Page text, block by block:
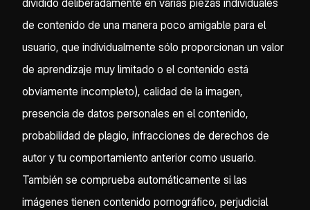
dividido deliberadamente en varias piezas individuales
de contenido de una manera poco amigable para el
usuario, que individualmente sólo proporcionan un valor
de aprendizaje muy limitado o el contenido está
obviamente incompleto), calidad de la imagen,
presencia de datos personales en el contenido,
probabilidad de plagio, infracciones de derechos de
autor y tu comportamiento anterior como usuario.
También se comprueba automáticamente si las
imágenes tienen contenido pornográfico, perjudicial